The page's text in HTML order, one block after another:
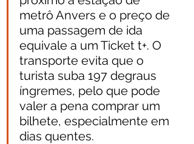
metrô Anvers e o preço de
uma passagem de ida
equivale a um Ticket t+. O
transporte evita que o
turista suba 197 degraus
íngremes, pelo que pode
valer a pena comprar um
bilhete, especialmente em
dias quentes.